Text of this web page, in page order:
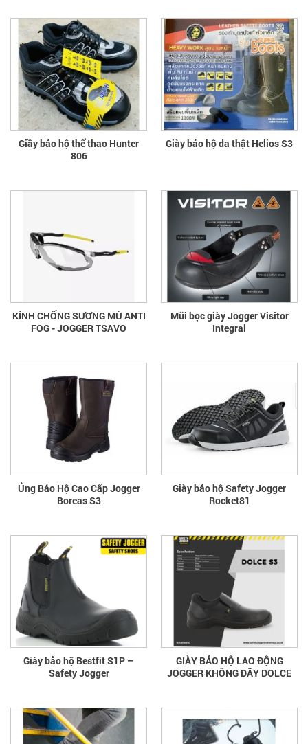
Giầy bảo hộ thể thao Hunter
806
Giày bảo hộ da thật Helios S3
KÍNH CHỐNG SƯƠNG MÙ ANTI
FOG - JOGGER TSAVO
Mũi bọc giày Jogger Visitor
Integral
Ủng Bảo Hộ Cao Cấp Jogger
Boreas S3
Giày bảo hộ Safety Jogger
Rocket81
Giày bảo hộ Bestfit S1P –
Safety Jogger
GIÀY BẢO HỘ LAO ĐỘNG
JOGGER KHÔNG DÂY DOLCE